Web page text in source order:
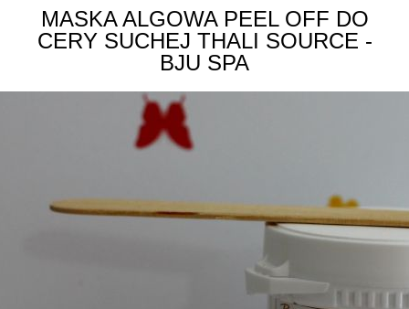
MASKA ALGOWA PEEL OFF DO
CERY SUCHEJ THALI SOURCE -
BJU SPA